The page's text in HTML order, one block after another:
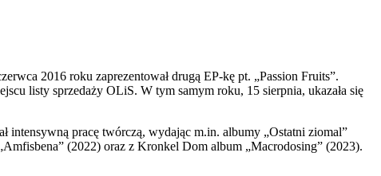
2016 roku zaprezentował drugą EP-kę pt. „Passion Fruits”.
listy sprzedaży OLiS. W tym samym roku, 15 sierpnia, ukazała się
intensywną pracę twórczą, wydając m.in. albumy „Ostatni ziomal”
(2022) oraz z Kronkel Dom album „Macrodosing” (2023).